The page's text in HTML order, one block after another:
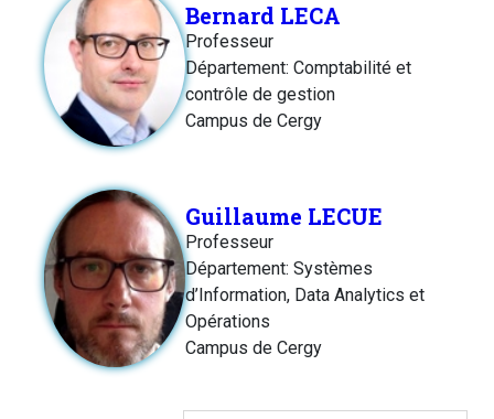
Bernard LECA
Professeur
Département: Comptabilité et
contrôle de gestion
Campus de Cergy
Guillaume LECUE
Professeur
Département: Systèmes
d’Information, Data Analytics et
Opérations
Campus de Cergy